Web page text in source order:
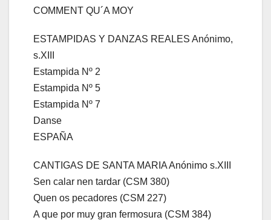
COMMENT QU´A MOY
ESTAMPIDAS Y DANZAS REALES Anónimo,
s.XIII
Estampida Nº 2
Estampida Nº 5
Estampida Nº 7
Danse
ESPAÑA
CANTIGAS DE SANTA MARIA Anónimo s.XIII
Sen calar nen tardar (CSM 380)
Quen os pecadores (CSM 227)
A que por muy gran fermosura (CSM 384)